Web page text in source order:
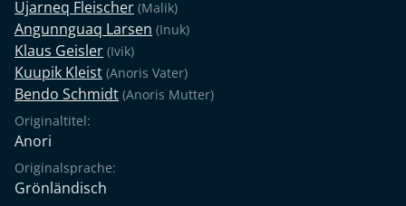
Ujarneq Fleischer (Malik)
Angunnguaq Larsen (Inuk)
Klaus Geisler (Ivik)
Kuupik Kleist (Anoris Vater)
Bendo Schmidt (Anoris Mutter)
Originaltitel:
Anori
Originalsprache:
Grönländisch